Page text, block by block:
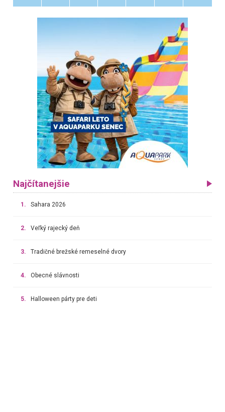
Najčítanejšie
1. Sahara 2026
2. Veľký rajecký deň
3. Tradičné brežské remeselné dvory
4. Obecné slávnosti
5. Halloween párty pre deti